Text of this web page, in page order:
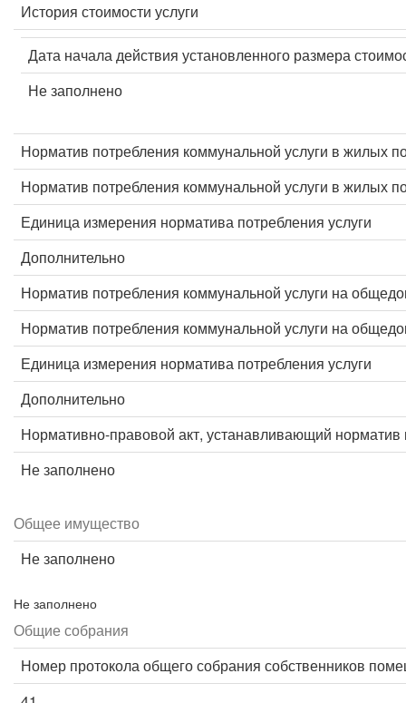
История стоимости услуги
Дата начала действия установленного размера
Не заполнено
Норматив потребления коммунальной услуги в жилых
Норматив потребления коммунальной услуги в жилых
Единица измерения норматива потребления услуги
Дополнительно
Норматив потребления коммунальной услуги на
Норматив потребления коммунальной услуги на
Единица измерения норматива потребления услуги
Дополнительно
Нормативно-правовой акт, устанавливающий норматив
Не заполнено
Общее имущество
Не заполнено
Не заполнено
Общие собрания
Номер протокола общего собрания собственников